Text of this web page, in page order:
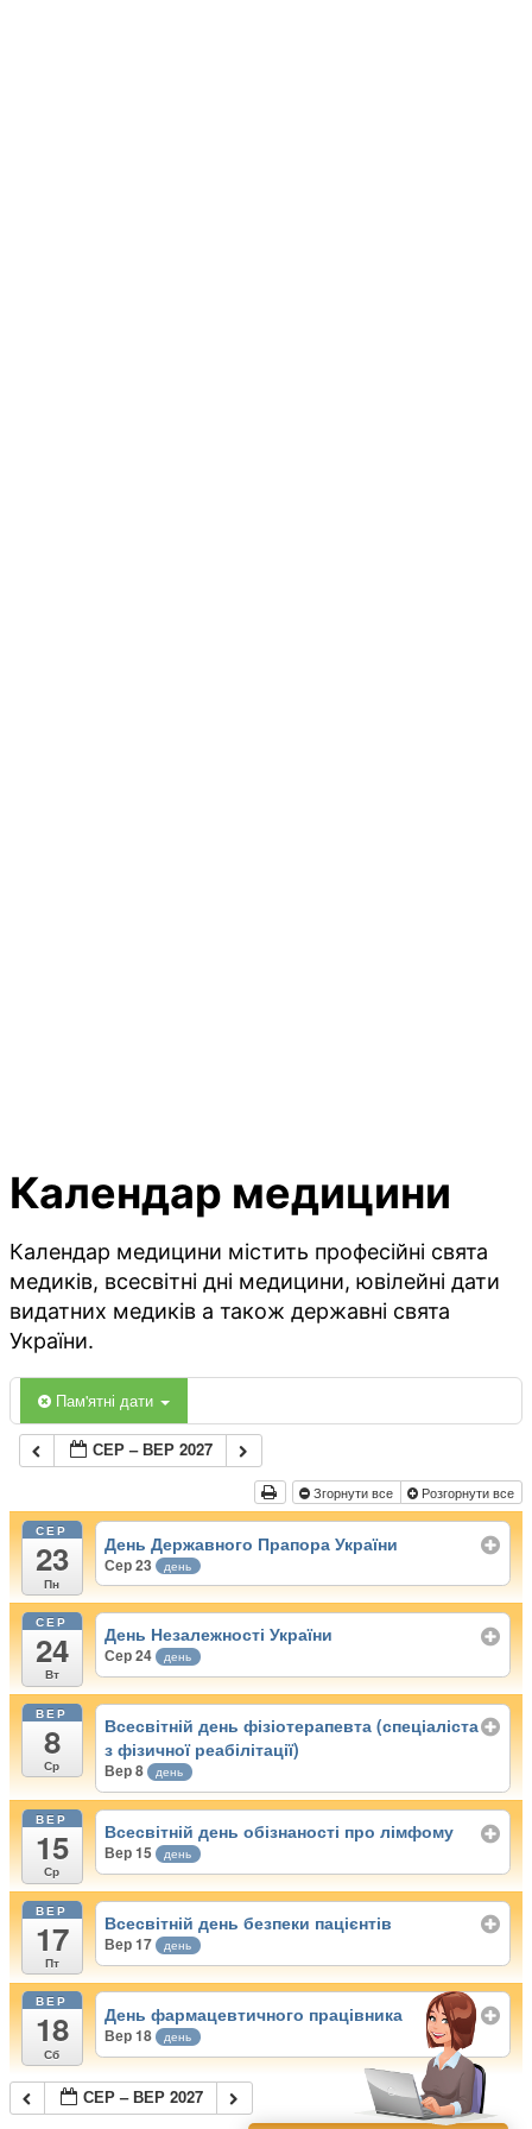
Календар медицини
Календар медицини містить професійні свята
медиків, всесвітні дні медицини, ювілейні дати
видатних медиків а також державні свята
України.
Пам'ятні дати
СЕР – ВЕР 2027
Згорнути все Розгорнути все
СЕР
23
Пн
День Державного Прапора України
Сер 23 день
СЕР
24
Вт
День Незалежності України
Сер 24 день
ВЕР
8
Ср
Всесвітній день фізіотерапевта (спеціаліста
з фізичної реабілітації)
Вер 8 день
ВЕР
15
Ср
Всесвітній день обізнаності про лімфому
Вер 15 день
ВЕР
17
Пт
Всесвітній день безпеки пацієнтів
Вер 17 день
ВЕР
18
Сб
День фармацевтичного працівника
Вер 18 день
СЕР – ВЕР 2027